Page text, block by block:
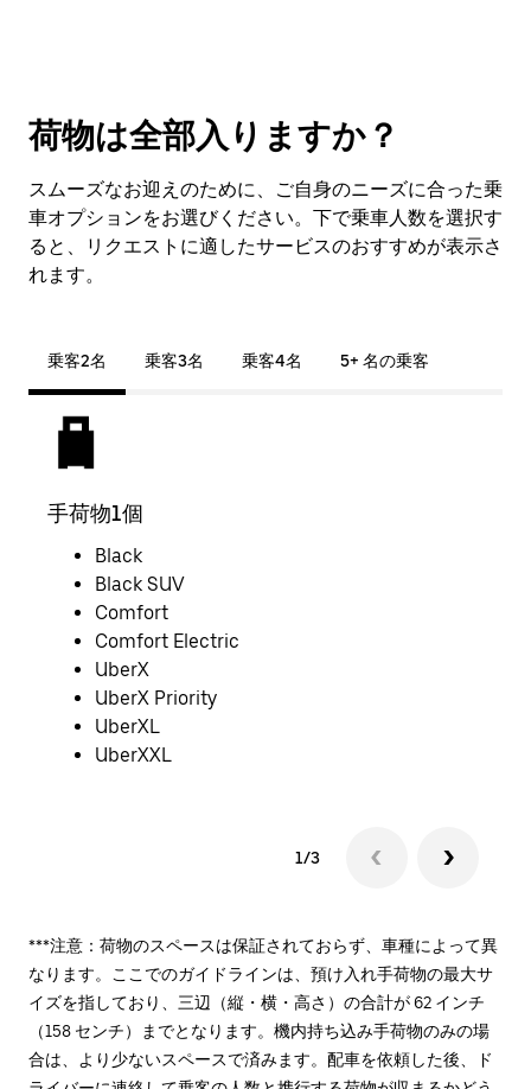
荷物は全部入りますか？
スムーズなお迎えのために、ご自身のニーズに合った乗
車オプションをお選びください。下で乗車人数を選択す
ると、リクエストに適したサービスのおすすめが表示さ
れます。
乗客2名 乗客3名 乗客4名 5+ 名の乗客
手荷物1個
Black
Black SUV
Comfort
Comfort Electric
UberX
UberX Priority
UberXL
UberXXL
1/3
***注意：荷物のスペースは保証されておらず、車種によって異
なります。ここでのガイドラインは、預け入れ手荷物の最大サ
イズを指しており、三辺（縦・横・高さ）の合計が 62 インチ
（158 センチ）までとなります。機内持ち込み手荷物のみの場
合は、より少ないスペースで済みます。配車を依頼した後、ド